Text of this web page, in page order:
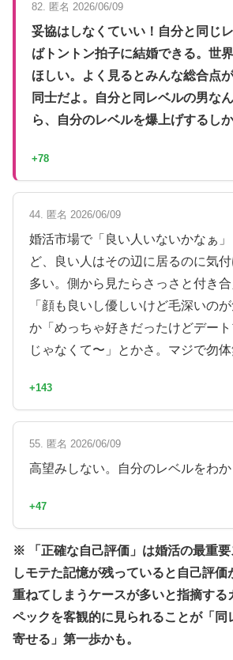
82. 匿名 2026/06/09
妥協はしなくていい！自分と同じ
ばトントン拍子に結婚できる。世
ほしい。よく見るとみんな総合点
同士だよ。自分と同レベルの男な
ら、自分のレベルを爆上げするしか
+78
44. 匿名 2026/06/09
婚活市場で「良い人いないかなぁ
ど、良い人はその辺に居るのに気
多い。側から見たらさっさと付き
「顔も良いし優しいけど毛深いの
か「めっちゃ好きだったけどデー
じゃなくて〜」とかさ。マジで勿体
+143
55. 匿名 2026/06/09
高望みしない。自分のレベルをわか
+47
※ 「正確な自己評価」は婚活の最重
しモテた記憶が残っていると自己評価
重ねてしまうケースが多いと指摘する
ペックを客観的に見られることが「同
寄せる」第一歩かも。